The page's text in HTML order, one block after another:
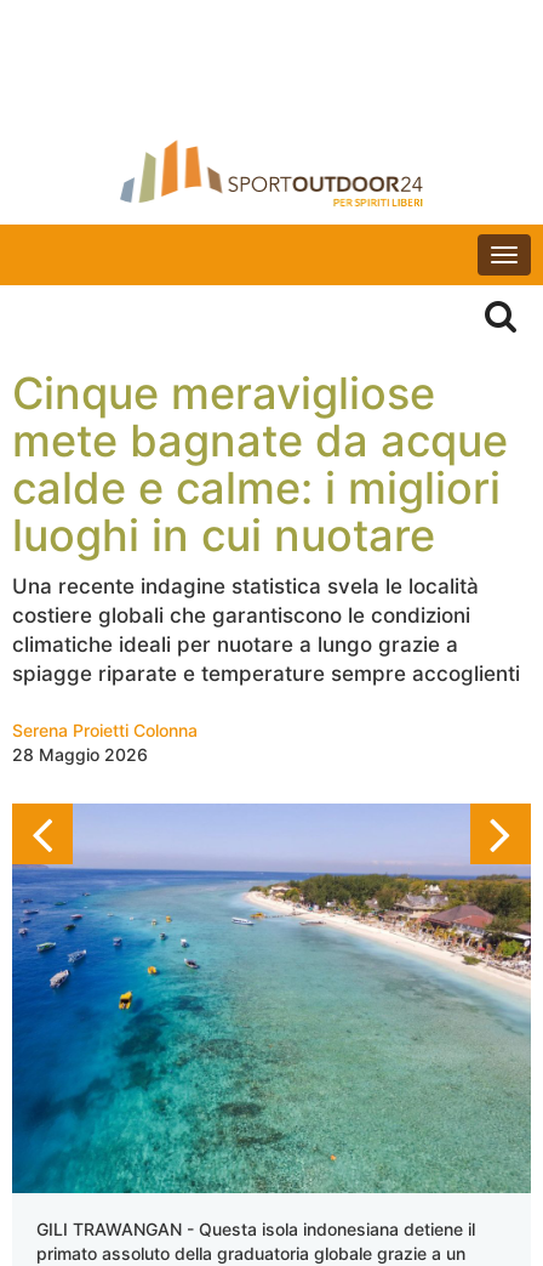
Cinque meravigliose
mete bagnate da acque
calde e calme: i migliori
luoghi in cui nuotare
Una recente indagine statistica svela le località
costiere globali che garantiscono le condizioni
climatiche ideali per nuotare a lungo grazie a
spiagge riparate e temperature sempre accoglienti
Serena Proietti Colonna
28 Maggio 2026
GILI TRAWANGAN - Questa isola indonesiana detiene il
primato assoluto della graduatoria globale grazie a un